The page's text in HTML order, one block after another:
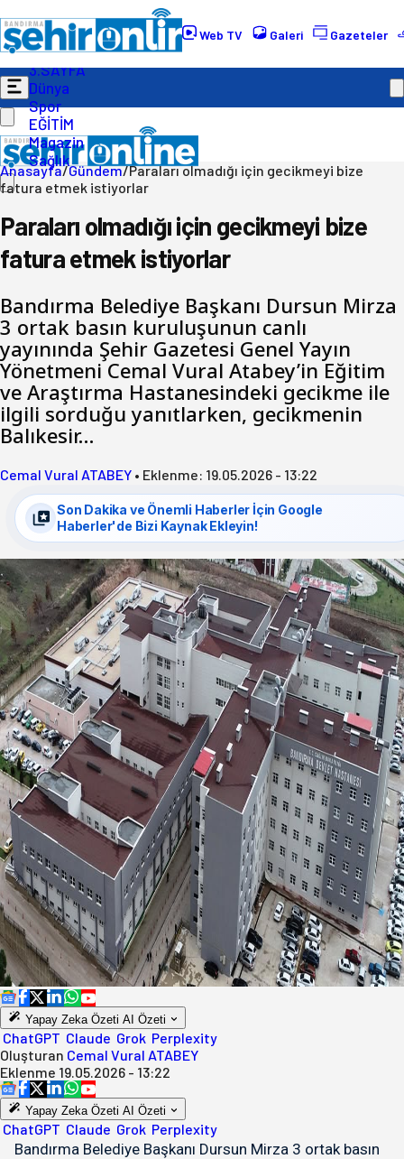
Web TV Galeri Gazeteler
Gündem
Ekonomi
Politika
3.SAYFA
Dünya
Spor
EĞİTİM
Magazin
Sağlık
Anasayfa/Gündem/Paraları olmadığı için gecikmeyi bize
fatura etmek istiyorlar
Paraları olmadığı için gecikmeyi bize
fatura etmek istiyorlar
Bandırma Belediye Başkanı Dursun Mirza
3 ortak basın kuruluşunun canlı
yayınında Şehir Gazetesi Genel Yayın
Yönetmeni Cemal Vural Atabey’in Eğitim
ve Araştırma Hastanesindeki gecikme ile
ilgili sorduğu yanıtlarken, gecikmenin
Balıkesir…
Cemal Vural ATABEY • Eklenme: 19.05.2026 - 13:22
Son Dakika ve Önemli Haberler İçin Google
Haberler'de Bizi Kaynak Ekleyin!
Yapay Zeka Özeti AI Özeti
ChatGPT Claude Grok Perplexity
Oluşturan Cemal Vural ATABEY
Eklenme 19.05.2026 - 13:22
Yapay Zeka Özeti AI Özeti
ChatGPT Claude Grok Perplexity
Bandırma Belediye Başkanı Dursun Mirza 3 ortak basın